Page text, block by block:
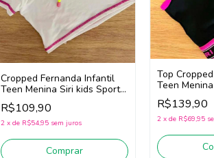
Cropped Fernanda Infantil
Teen Menina Siri kids Sport
44788 Badminton (Branco)
R$109,90
2 x de R$54,95 sem juros
Comprar
Top
Teen
Diversão
R$139,90
2 x de R$69,95